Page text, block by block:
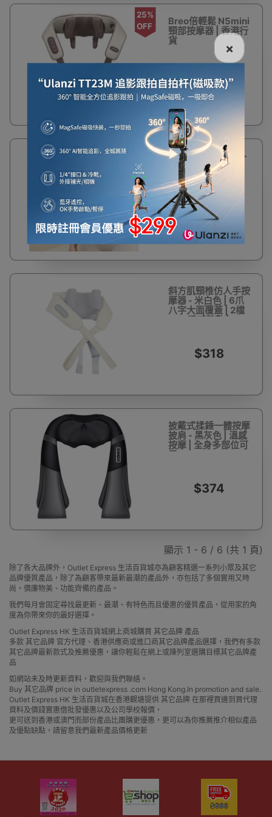
25%
OFF
Breo倍輕鬆 N5mini
頸部按摩器 | 香港行
貨
$599 $799
多功能環形按摩器 -
粉色 | 高頻振動 | 5
檔震動頻率+3種強
震模式
$102
斜方肌頸椎仿人手按
摩器 - 米白色 | 6爪
八字大面覆蓋 | 2檔
NTC溫感熱敷 | 45°
$318
披戴式揉錘一體按摩
披肩 - 黑灰色 | 溫感
按摩 | 全身多部位可
用
$374
顯示 1 - 6 / 6 (共 1 頁)
×
除了各大品牌外，Outlet Express 生活百貨城亦為顧客精選一系列小眾及其它
品牌優質產品，除了為顧客帶來最新最潮的產品外，亦包括了多個實用又時
尚，價廉物美、功能齊備的產品。
我們每月會固定尋找最更新、最潮、有特色而且優惠的優質產品，從用家的角
度為你帶來你的最好選擇。
Outlet Express HK 生活百貨城網上商城購買 其它品牌 產品
多款 其它品牌 官方代理、香港供應商或進口商其它品牌產品選擇，我們有多款
其它品牌最新款式及推薦優惠，讓你輕鬆在網上或陳列室選購目標其它品牌產
品
如網站未及時更新資料，歡迎與我們聯絡。
Buy 其它品牌 price in outletexpress .com Hong Kong.In promotion and sale.
Outlet Express HK 生活百貨城在香港觀塘提供 其它品牌 在那裡買邊到買代理
資料及價錢實惠借批發優惠以及公司學校報價，
更可送到香港或澳門而部份產品比團購更優惠，更可以為你推薦推介相似產品
及優點缺點，請留意我們最新產品價格更新